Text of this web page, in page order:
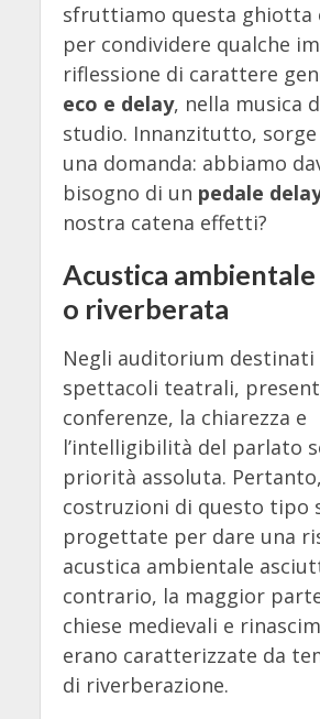
sfruttiamo questa ghiotta
per condividere qualche
riflessione di carattere
eco e delay, nella musica
studio. Innanzitutto,
una domanda: abbiamo
bisogno di un pedale
nostra catena effetti?
Acustica
o riverberata
Negli auditorium destinati
spettacoli teatrali,
conferenze, la chiarezza e
l’intelligibilità del parlato
priorità assoluta.
costruzioni di questo tipo
progettate per dare una
acustica ambientale
contrario, la maggior
chiese medievali e
erano caratterizzate da
di riverberazione.